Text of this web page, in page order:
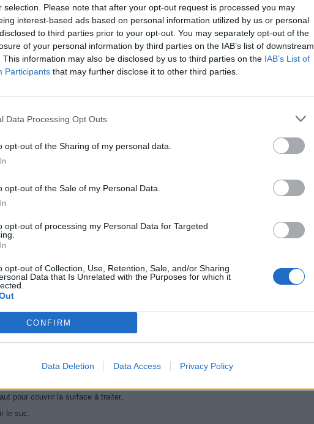
selection. Please note that after your opt-out request is processed you may
interest-based ads based on personal information utilized by us or personal
to third parties prior to your opt-out. You may separately opt-out of the
of your personal information by third parties on the IAB’s list of downstream
This information may also be disclosed by us to third parties on the IAB’s List of
Participants that may further disclose it to other third parties.
Data Processing Opt Outs
opt-out of the Sharing of my personal data.
opt-out of the Sale of my Personal Data.
opt-out of processing my Personal Data for Targeted
opt-out of Collection, Use, Retention, Sale, and/or Sharing
Data that Is Unrelated with the Purposes for which it
CONFIRM
Data Deletion Data Access Privacy Policy
muqueuses notamment en cas d’ulcère gastrique.
la production de globules rouges et est donc anti-anémique.
et pulmonaires bénignes et pour soulager les douleurs de l’arthrose.
chou est préconisée dans les régimes amincissants.
qui sont de puissantes molécules anti-cancer. Ils empêchent l’évolution
un traitement médicamenteux dans les cas graves):
variqueux :
pour couvrir la surface à traiter.
le suc.